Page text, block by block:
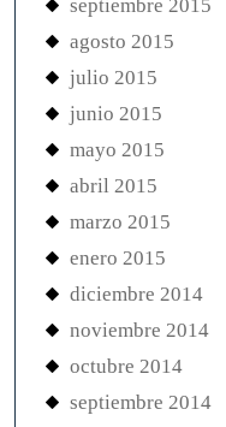
septiembre 2015
agosto 2015
julio 2015
junio 2015
mayo 2015
abril 2015
marzo 2015
enero 2015
diciembre 2014
noviembre 2014
octubre 2014
septiembre 2014